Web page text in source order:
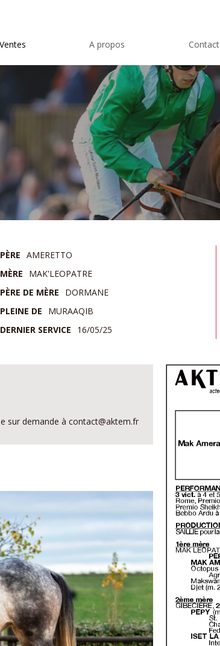
Ventes A propos Contact
PÈRE AMERETTO
MÈRE
MAK'LEOPATRE
PÈRE DE MÈRE
DORMANE
PLEINE DE
MURAAQIB
DERNIER SERVICE
16/05/25
sur demande à contact@aktem.fr